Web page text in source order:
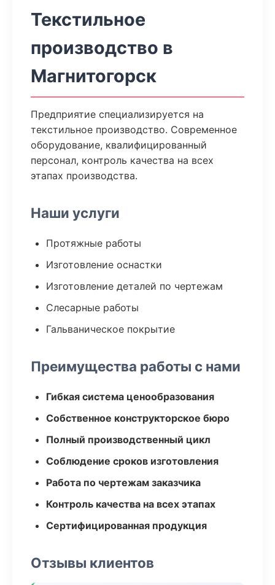
Текстильное
производство в
Магнитогорск
Предприятие специализируется на
текстильное производство. Современное
оборудование, квалифицированный
персонал, контроль качества на всех
этапах производства.
Наши услуги
Протяжные работы
Изготовление оснастки
Изготовление деталей по чертежам
Слесарные работы
Гальваническое покрытие
Преимущества работы с нами
Гибкая система ценообразования
Собственное конструкторское бюро
Полный производственный цикл
Соблюдение сроков изготовления
Работа по чертежам заказчика
Контроль качества на всех этапах
Сертифицированная продукция
Отзывы клиентов